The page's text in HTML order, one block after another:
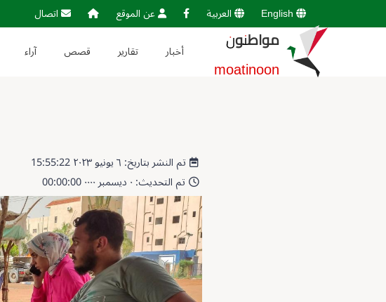
English العربية عن الموقع اتصال
مواطنون
moatinoon
أخبار تقارير قصص آراء
تم النشر بتاريخ: ٦ يونيو ٢٠٢٣ 15:55:22
تم التحديث: ٠ ديسمبر ٠٠٠٠ 00:00:00